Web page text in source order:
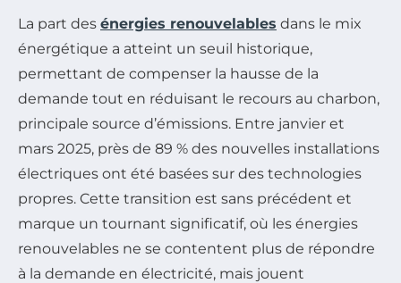
La part des énergies renouvelables dans le mix
énergétique a atteint un seuil historique,
permettant de compenser la hausse de la
demande tout en réduisant le recours au charbon,
principale source d’émissions. Entre janvier et
mars 2025, près de 89 % des nouvelles installations
électriques ont été basées sur des technologies
propres. Cette transition est sans précédent et
marque un tournant significatif, où les énergies
renouvelables ne se contentent plus de répondre
à la demande en électricité, mais jouent